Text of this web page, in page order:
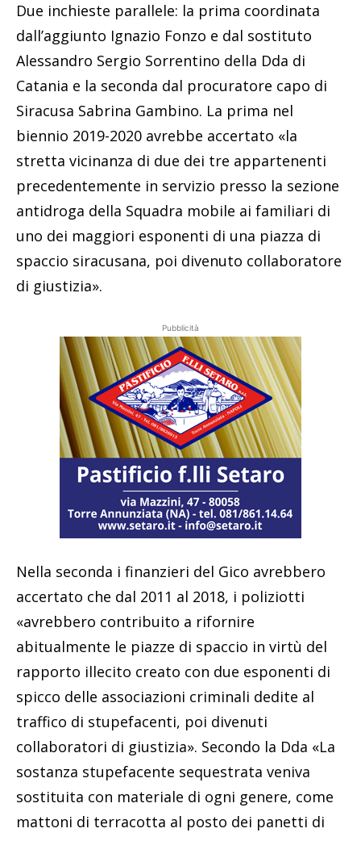
Due inchieste parallele: la prima coordinata
dall’aggiunto Ignazio Fonzo e dal sostituto
Alessandro Sergio Sorrentino della Dda di
Catania e la seconda dal procuratore capo di
Siracusa Sabrina Gambino. La prima nel
biennio 2019-2020 avrebbe accertato «la
stretta vicinanza di due dei tre appartenenti
precedentemente in servizio presso la sezione
antidroga della Squadra mobile ai familiari di
uno dei maggiori esponenti di una piazza di
spaccio siracusana, poi divenuto collaboratore
di giustizia».
Pubblicità
Nella seconda i finanzieri del Gico avrebbero
accertato che dal 2011 al 2018, i poliziotti
«avrebbero contribuito a rifornire
abitualmente le piazze di spaccio in virtù del
rapporto illecito creato con due esponenti di
spicco delle associazioni criminali dedite al
traffico di stupefacenti, poi divenuti
collaboratori di giustizia». Secondo la Dda «La
sostanza stupefacente sequestrata veniva
sostituita con materiale di ogni genere, come
mattoni di terracotta al posto dei panetti di